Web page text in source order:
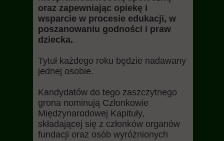
oraz zapewniając opiekę i
wsparcie w procesie edukacji, w
poszanowaniu godności i praw
dziecka.
Tytuł każdego roku będzie nadawany
jednej osobie.
Kandydatów do tego zaszczytnego
grona nominują Członkowie
Międzynarodowej Kapituły,
składającej się z członków organów
fundacji oraz osób wyróżnionych